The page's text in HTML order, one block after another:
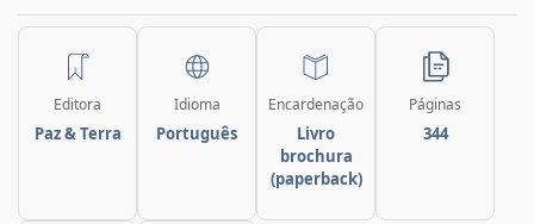
Editora
Paz & Terra
Idioma
Português
Encardenação
Livro
brochura
(paperback)
Páginas
344